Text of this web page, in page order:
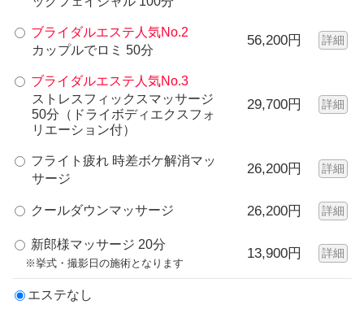
ブライダルエステ人気No.2
カップルでロミ 50分
56,200円 詳細
ブライダルエステ人気No.3
ストレスフィックスマッサージ
50分（ドライボディエクスフォ
リエーション付）
29,700円 詳細
フライト疲れ 時差ボケ解消マッ
サージ
26,200円 詳細
クールダウンマッサージ 26,200円 詳細
新郎様マッサージ 20分
※挙式・撮影日の施術となります
13,900円 詳細
エステなし